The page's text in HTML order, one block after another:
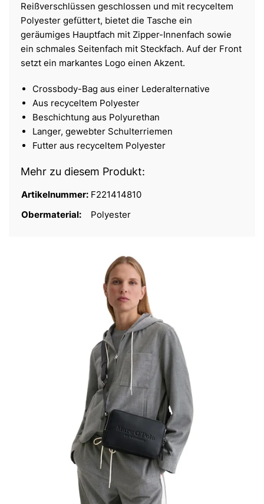
Reißverschlüssen geschlossen und mit recyceltem
Polyester gefüttert, bietet die Tasche ein
geräumiges Hauptfach mit Zipper-Innenfach sowie
ein schmales Seitenfach mit Steckfach. Auf der Front
setzt ein markantes Logo einen Akzent.
Crossbody-Bag aus einer Lederalternative
Aus recyceltem Polyester
Beschichtung aus Polyurethan
Langer, gewebter Schulterriemen
Futter aus recyceltem Polyester
Mehr zu diesem Produkt:
Artikelnummer: F221414810
Obermaterial:
Polyester